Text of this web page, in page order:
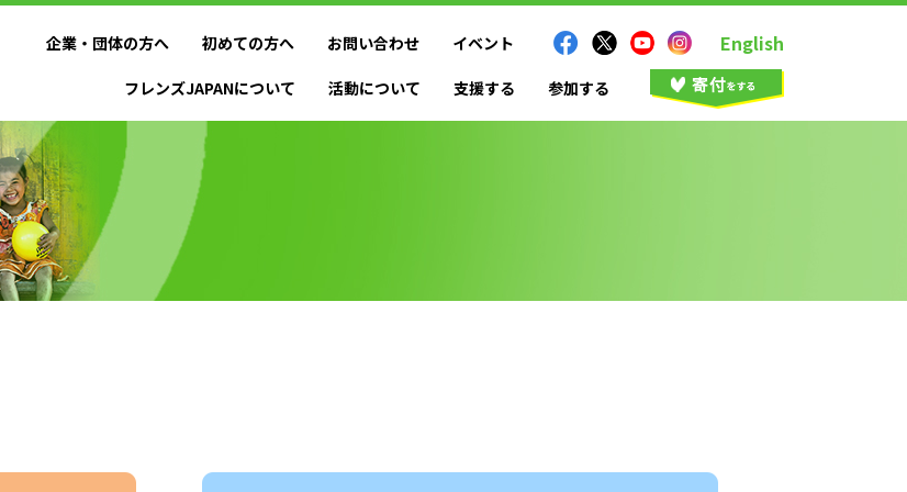
フレンズJAPANについて 活動について 支援する 参加する
企業・団体の方へ 初めての方へ お問い合わせ イベント English